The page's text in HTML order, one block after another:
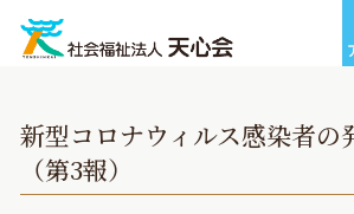
content
新型コロナウィルス感染者の
（第3報）